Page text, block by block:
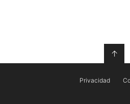
↑
Privacidad